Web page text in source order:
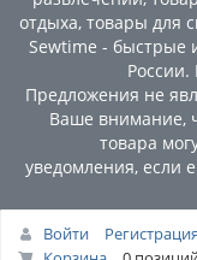
отдыха, товары для
Sewtime - быстрые
Предложения не
Ваше внимание,
товара
уведомления, если
Войти
Регистрация